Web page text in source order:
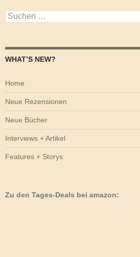
Suchen
nach:
WHAT’S NEW?
Home
Neue Rezensionen
Neue Bücher
Interviews + Artikel
Features + Storys
Zu den Tages-Deals bei amazon: